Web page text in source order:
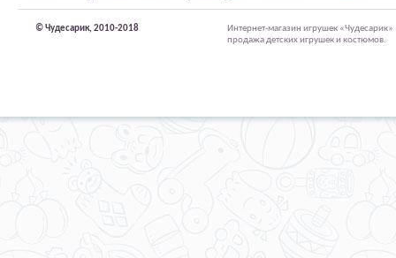
© Чудесарик, 2010-2018
Интернет-магазин игрушек
продажа детских игрушек и костюмов.